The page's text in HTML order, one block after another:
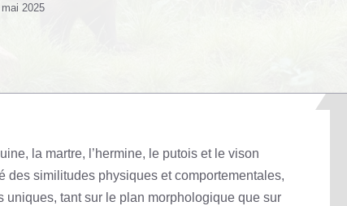
mai 2025
la martre, l’hermine, le putois et le vison
des similitudes physiques et comportementales,
tant sur le plan morphologique que sur